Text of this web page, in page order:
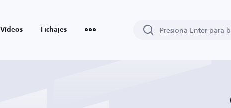
Vídeos Fichajes